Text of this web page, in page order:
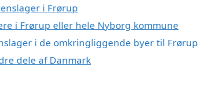
i Frørup
i Frørup eller hele Nyborg kommune
i de omkringliggende byer til Frørup
dele af Danmark